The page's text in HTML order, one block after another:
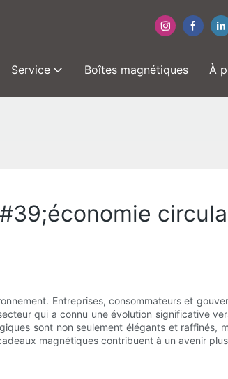
Service Boîtes magnétiques À
Entreprises, consommateurs et
qui a connu une évolution significative
sont non seulement élégants et raffinés,
magnétiques contribuent à un avenir